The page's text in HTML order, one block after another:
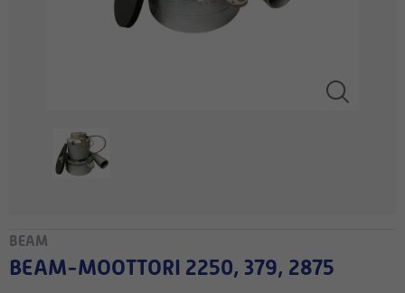
BEAM
BEAM-MOOTTORI 2250, 379, 2875